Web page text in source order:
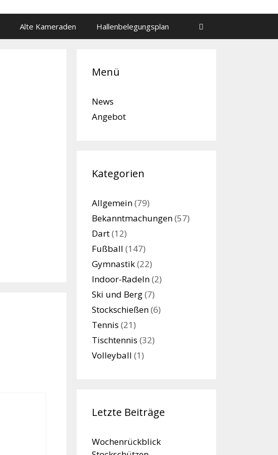
Alte Kameraden Hallenbelegungsplan
Menü
News
Angebot
Kategorien
Allgemein(79)
Bekanntmachungen(57)
Dart(12)
Fußball (147)
Gymnastik(22)
Indoor-Radeln(2)
Ski und Berg(7)
Stockschießen(6)
Tennis (21)
Tischtennis (32)
Volleyball (1)
Letzte Beiträge
Wochenrückblick